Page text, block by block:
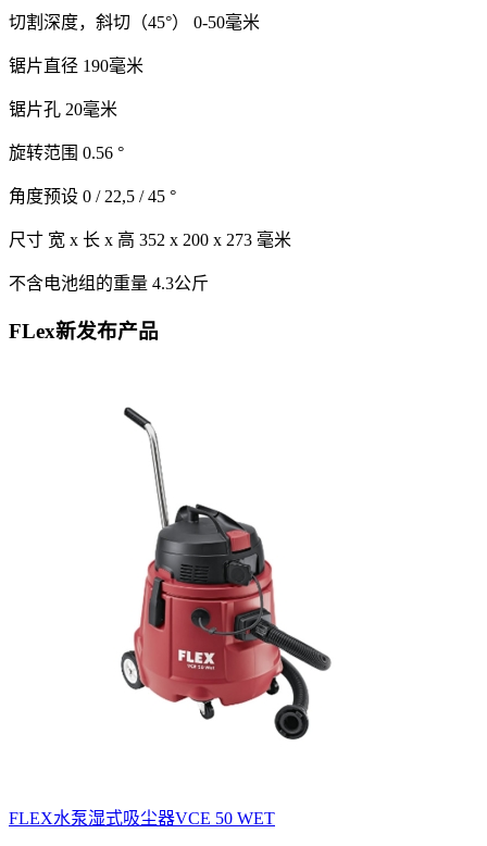
切割深度，斜切（45°） 0-50毫米
锯片直径 190毫米
锯片孔 20毫米
旋转范围 0.56 °
角度预设 0 / 22,5 / 45 °
尺寸 宽 x 长 x 高 352 x 200 x 273 毫米
不含电池组的重量 4.3公斤
FLex新发布产品
FLEX水泵湿式吸尘器VCE 50 WET